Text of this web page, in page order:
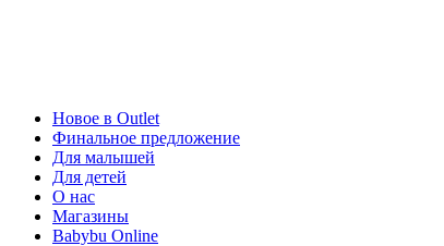
Новое в Outlet
Финальное предложение
Для малышей
Для детей
О нас
Магазины
Babybu Online